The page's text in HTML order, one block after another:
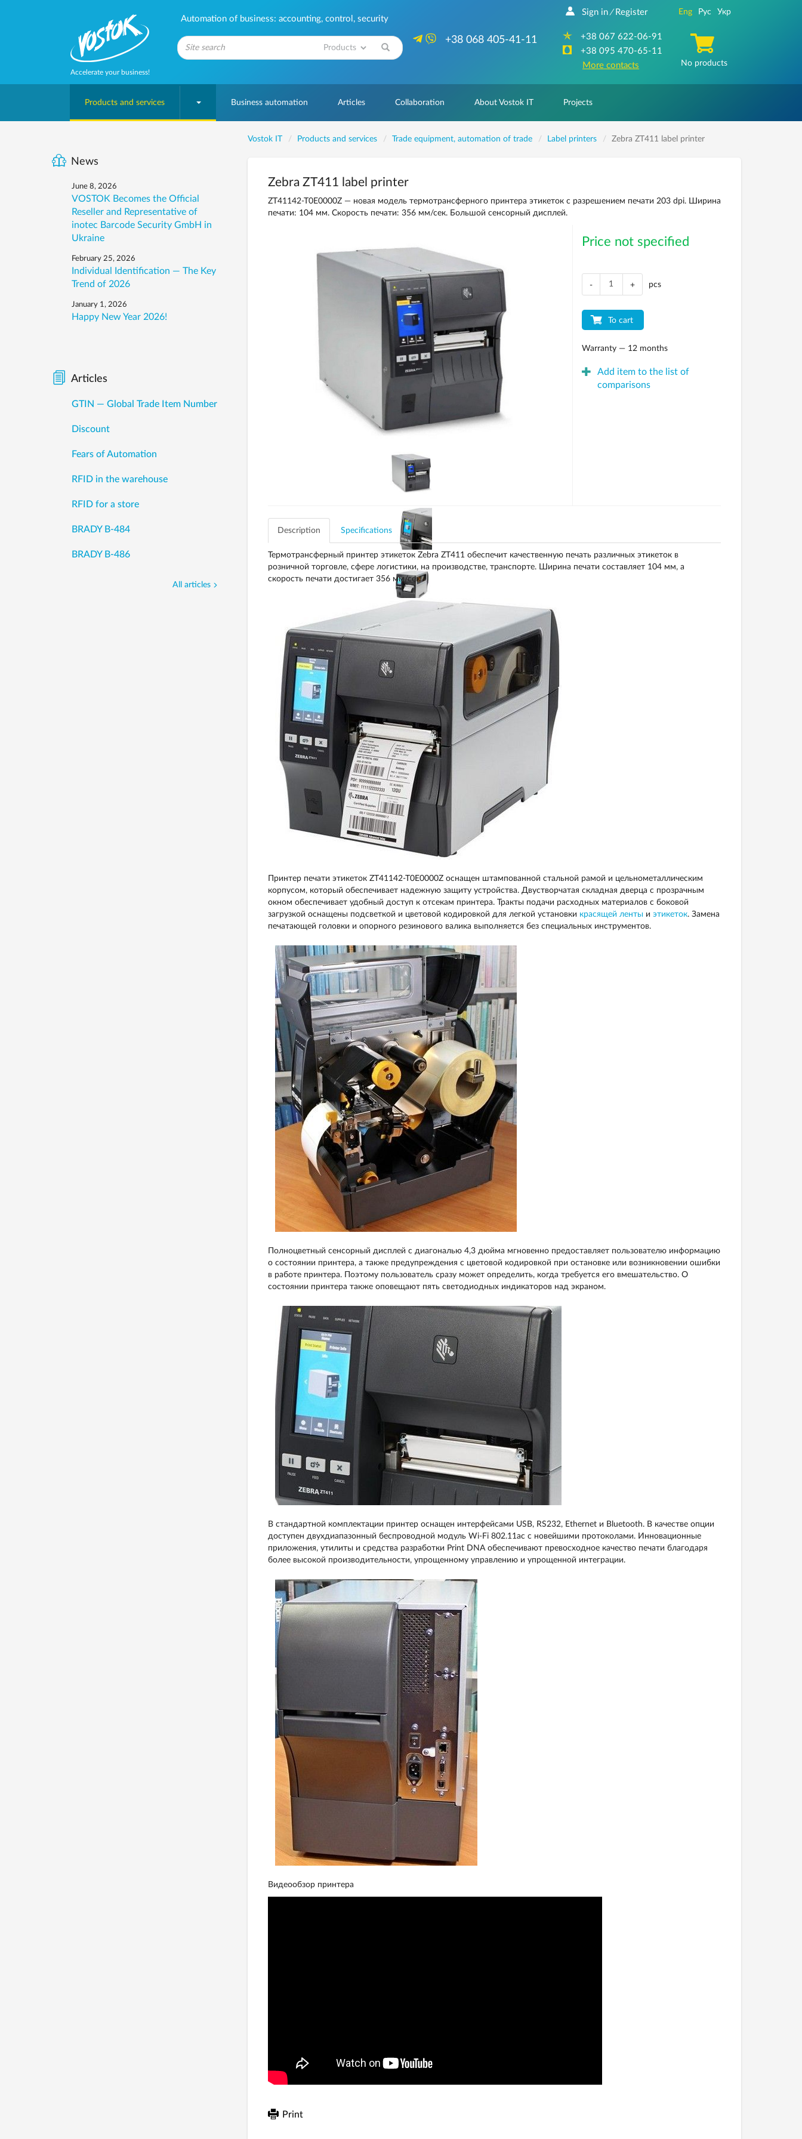
Accelerate your business!
Automation of business: accounting, control, security
+38 068 405-41-11
Sign in / Register
+38 067 622-06-91
+38 095 470-65-11
More contacts
Eng Рус Укр
No products
Products and services Business automation Articles Collaboration About Vostok IT Projects
Vostok IT Products and services Trade equipment, automation of trade Label printers Zebra ZT411 label printer
Zebra ZT411 label printer
ZT41142-T0E0000Z — новая модель термотрансферного принтера этикеток с разрешением печати 203 dpi. Ширина
печати: 104 мм. Скорость печати: 356 мм/сек. Большой сенсорный дисплей.
Price not specified
- + pcs
To cart
Warranty — 12 months
Add item to the list of
comparisons
Description Specifications
Термотрансферный принтер этикеток Zebra ZT411 обеспечит качественную печать различных этикеток в
розничной торговле, сфере логистики, на производстве, транспорте. Ширина печати составляет 104 мм, а
скорость печати достигает 356 мм/сек.
Принтер печати этикеток ZT41142-T0E0000Z оснащен штампованной стальной рамой и цельнометаллическим
корпусом, который обеспечивает надежную защиту устройства. Двустворчатая складная ​​дверца с прозрачным
окном обеспечивает удобный доступ к отсекам принтера. Тракты подачи расходных материалов с боковой
загрузкой оснащены подсветкой и цветовой кодировкой для легкой установки красящей лентыи этикеток. Замена
печатающей головки и опорного резинового валика выполняется без специальных инструментов.
Полноцветный сенсорный дисплей с диагональю 4,3 дюйма мгновенно предоставляет пользователю информацию
о состоянии принтера, а также предупреждения с цветовой кодировкой при остановке или возникновении ошибки
в работе принтера. Поэтому пользователь сразу может определить, когда требуется его вмешательство. О
состоянии принтера также оповещают пять светодиодных индикаторов над экраном.
В стандартной комплектации принтер оснащен интерфейсами USB, RS232, Ethernet и Bluetooth. В качестве опции
доступен двухдиапазонный беспроводной модуль Wi-Fi 802.11ac с новейшими протоколами. Инновационные
приложения, утилиты и средства разработки Print DNA обеспечивают превосходное качество печати благодаря
более высокой производительности, упрощенному управлению и упрощенной интеграции.
Видеообзор принтера
Print
News
June 8, 2026
VOSTOK Becomes the Official
Reseller and Representative of
inotec Barcode Security GmbH in
Ukraine
February 25, 2026
Individual Identification — The Key
Trend of 2026
January 1, 2026
Happy New Year 2026!
Articles
GTIN — Global Trade Item Number
Discount
Fears of Automation
RFID in the warehouse
RFID for a store
BRADY B-484
BRADY B-486
All articles